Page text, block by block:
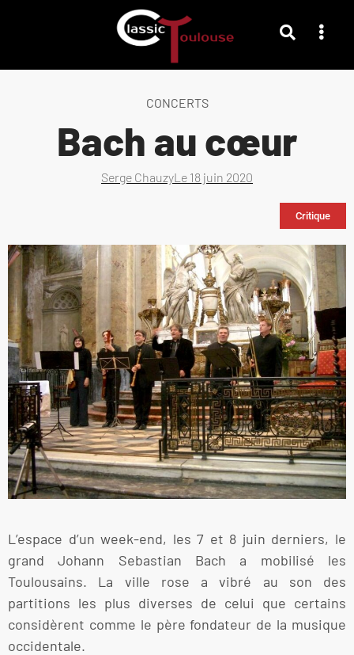
CONCERTS
Bach au cœur
Serge ChauzyLe 18 juin 2020
Critique
L’espace d’un week-end, les 7 et 8 juin derniers, le
grand Johann Sebastian Bach a mobilisé les
Toulousains. La ville rose a vibré au son des
partitions les plus diverses de celui que certains
considèrent comme le père fondateur de la musique
occidentale.